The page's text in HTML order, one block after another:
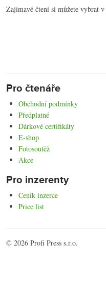
Zajímavé čtení si můžete vybrat v
Pro čtenáře
Obchodní podmínky
Předplatné
Dárkové certifikáty
E-shop
Fotosoutěž
Akce
Pro inzerenty
Ceník inzerce
Price list
© 2026 Profi Press s.r.o.